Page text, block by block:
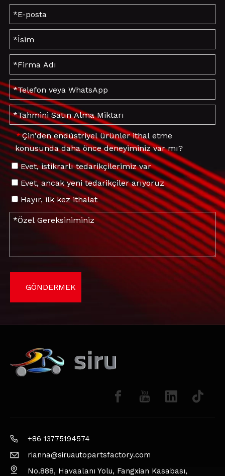
* Çin'den endüstriyel ürünler ithal etme
konusunda daha önce deneyiminiz var mı?
Evet, istikrarlı tedarikçilerimiz var
Evet, ancak yeni tedarikçiler arıyoruz
Hayır, ilk kez ithalat
GÖNDERMEK
+86 13775194574
rianna@siruautopartsfactory.com
No.888, Havaalanı Yolu, Fangxian Kasabası,